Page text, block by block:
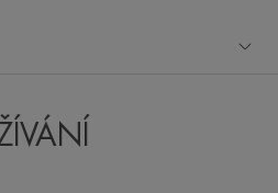
pokožky.